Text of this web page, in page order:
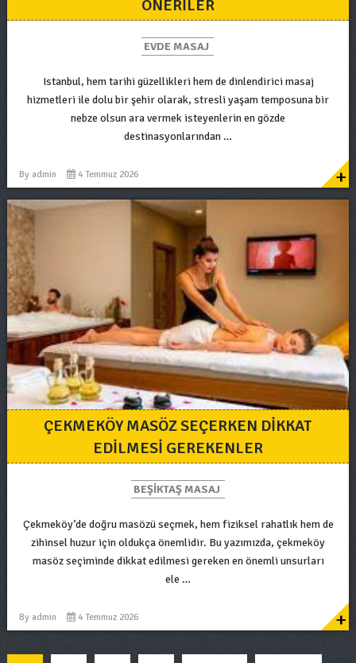
ÖNERILER
EVDE MASAJ
Istanbul, hem tarihi güzellikleri hem de dinlendirici masaj
hizmetleri ile dolu bir şehir olarak, stresli yaşam temposuna bir
nebze olsun ara vermek isteyenlerin en gözde
destinasyonlarından …
By admin 4 Temmuz 2026 +
ÇEKMEKÖY MASÖZ SEÇERKEN DIKKAT
EDILMESI GEREKENLER
BEŞIKTAŞ MASAJ
Çekmeköy’de doğru masözü seçmek, hem fiziksel rahatlık hem de
zihinsel huzur için oldukça önemlidir. Bu yazımızda, çekmeköy
masöz seçiminde dikkat edilmesi gereken en önemli unsurları
ele …
By admin 4 Temmuz 2026 +